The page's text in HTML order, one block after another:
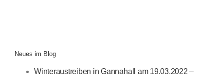
Neues im Blog
Winteraustreiben in Gannahall am 19.03.2022 –